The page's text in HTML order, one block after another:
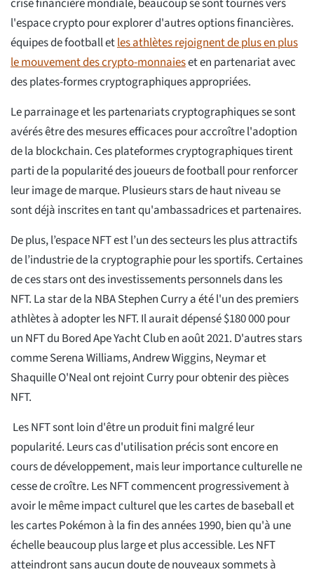
crise financière mondiale, beaucoup se sont tournés vers
l'espace crypto pour explorer d'autres options financières.
équipes de football etles athlètes rejoignent de plus en plus
le mouvement des crypto-monnaieset en partenariat avec
des plates-formes cryptographiques appropriées.
Le parrainage et les partenariats cryptographiques se sont
avérés être des mesures efficaces pour accroître l'adoption
de la blockchain. Ces plateformes cryptographiques tirent
parti de la popularité des joueurs de football pour renforcer
leur image de marque. Plusieurs stars de haut niveau se
sont déjà inscrites en tant qu'ambassadrices et partenaires.
De plus, l’espace NFT est l’un des secteurs les plus attractifs
de l’industrie de la cryptographie pour les sportifs. Certaines
de ces stars ont des investissements personnels dans les
NFT. La star de la NBA Stephen Curry a été l'un des premiers
athlètes à adopter les NFT. Il aurait dépensé $180 000 pour
un NFT du Bored Ape Yacht Club en août 2021. D'autres stars
comme Serena Williams, Andrew Wiggins, Neymar et
Shaquille O'Neal ont rejoint Curry pour obtenir des pièces
NFT.
Les NFT sont loin d'être un produit fini malgré leur
popularité. Leurs cas d'utilisation précis sont encore en
cours de développement, mais leur importance culturelle ne
cesse de croître. Les NFT commencent progressivement à
avoir le même impact culturel que les cartes de baseball et
les cartes Pokémon à la fin des années 1990, bien qu'à une
échelle beaucoup plus large et plus accessible. Les NFT
atteindront sans aucun doute de nouveaux sommets à